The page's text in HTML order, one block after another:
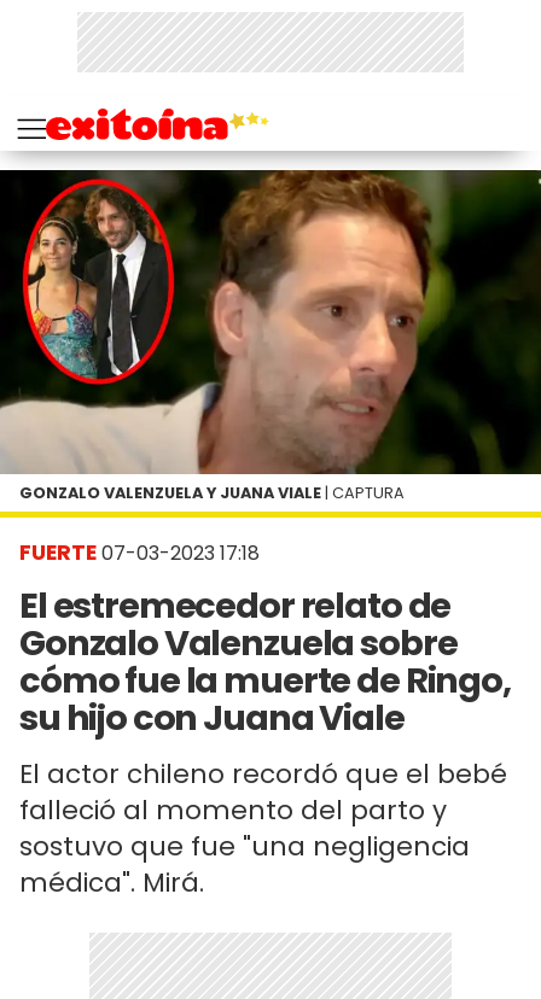
FUERTE07-03-2023 17:18
El estremecedor relato de
Gonzalo Valenzuela sobre
cómo fue la muerte de Ringo,
su hijo con Juana Viale
El actor chileno recordó que el bebé
falleció al momento del parto y
sostuvo que fue "una negligencia
médica". Mirá.
GONZALO VALENZUELA Y JUANA VIALE | CAPTURA